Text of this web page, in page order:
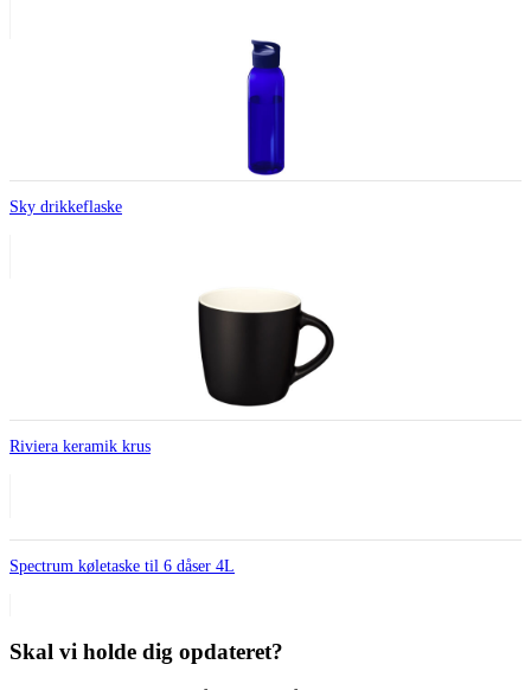
Sky drikkeflaske
Riviera keramik krus
Spectrum køletaske til 6 dåser 4L
Skal vi holde dig opdateret?